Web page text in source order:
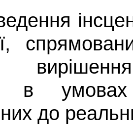
в умовах
до